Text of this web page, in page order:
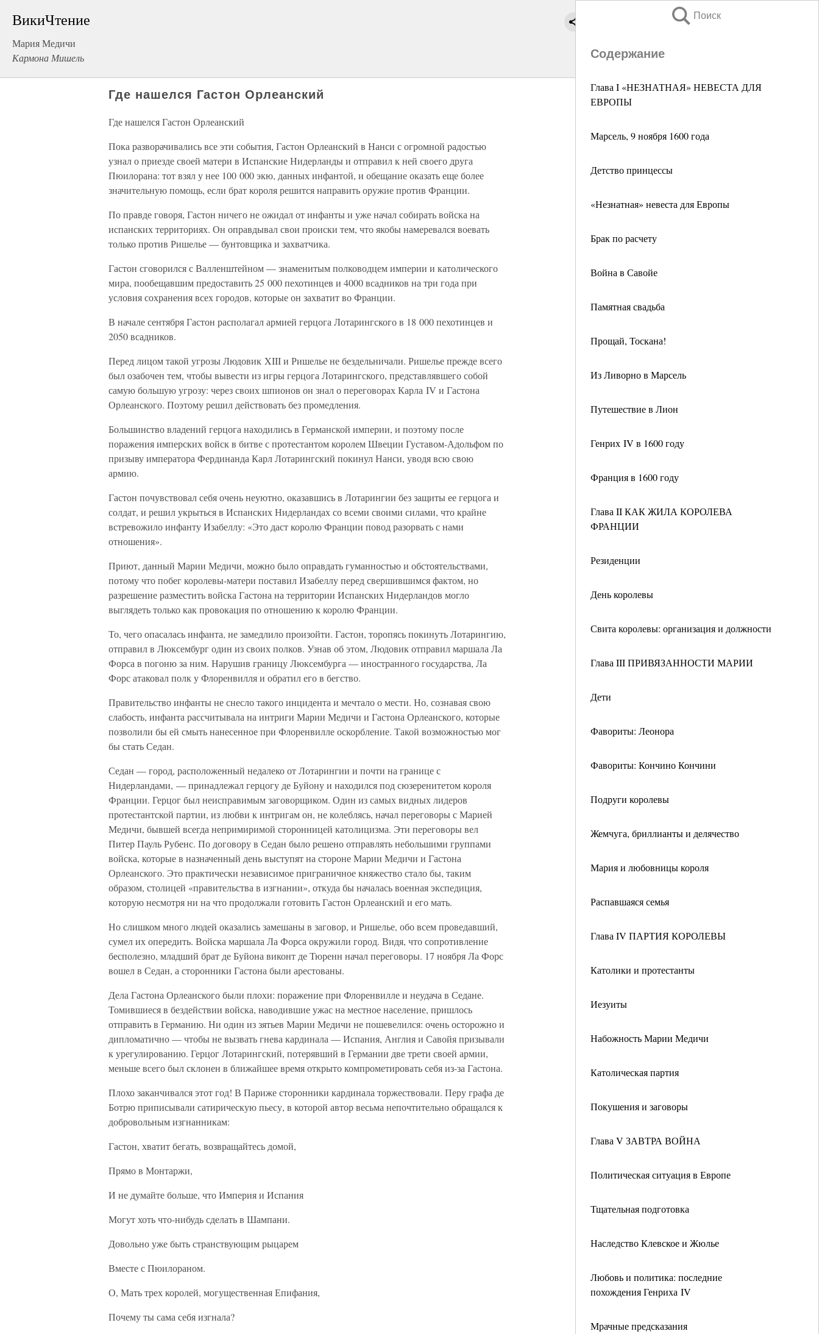
ВикиЧтение
Мария Медичи
Кармона Мишель
Поиск
Содержание
Глава I «НЕЗНАТНАЯ» НЕВЕСТА ДЛЯ
ЕВРОПЫ
Марсель, 9 ноября 1600 года
Детство принцессы
«Незнатная» невеста для Европы
Брак по расчету
Война в Савойе
Памятная свадьба
Прощай, Тоскана!
Из Ливорно в Марсель
Путешествие в Лион
Генрих IV в 1600 году
Франция в 1600 году
Глава II КАК ЖИЛА КОРОЛЕВА
ФРАНЦИИ
Резиденции
День королевы
Свита королевы: организация и должности
Глава III ПРИВЯЗАННОСТИ МАРИИ
Дети
Фавориты: Леонора
Фавориты: Кончино Кончини
Подруги королевы
Жемчуга, бриллианты и делячество
Мария и любовницы короля
Распавшаяся семья
Глава IV ПАРТИЯ КОРОЛЕВЫ
Католики и протестанты
Иезуиты
Набожность Марии Медичи
Католическая партия
Покушения и заговоры
Глава V ЗАВТРА ВОЙНА
Политическая ситуация в Европе
Тщательная подготовка
Наследство Клевское и Жюлье
Любовь и политика: последние
похождения Генриха IV
Мрачные предсказания
Где нашелся Гастон Орлеанский
Где нашелся Гастон Орлеанский
Пока разворачивались все эти события, Гастон Орлеанский в Нанси с огромной радостью
узнал о приезде своей матери в Испанские Нидерланды и отправил к ней своего друга
Пюилорана: тот взял у нее 100 000 экю, данных инфантой, и обещание оказать еще более
значительную помощь, если брат короля решится направить оружие против Франции.
По правде говоря, Гастон ничего не ожидал от инфанты и уже начал собирать войска на
испанских территориях. Он оправдывал свои происки тем, что якобы намеревался воевать
только против Ришелье — бунтовщика и захватчика.
Гастон сговорился с Валленштейном — знаменитым полководцем империи и католического
мира, пообещавшим предоставить 25 000 пехотинцев и 4000 всадников на три года при
условия сохранения всех городов, которые он захватит во Франции.
В начале сентября Гастон располагал армией герцога Лотарингского в 18 000 пехотинцев и
2050 всадников.
Перед лицом такой угрозы Людовик XIII и Ришелье не бездельничали. Ришелье прежде всего
был озабочен тем, чтобы вывести из игры герцога Лотарингского, представлявшего собой
самую большую угрозу: через своих шпионов он знал о переговорах Карла IV и Гастона
Орлеанского. Поэтому решил действовать без промедления.
Большинство владений герцога находились в Германской империи, и поэтому после
поражения имперских войск в битве с протестантом королем Швеции Густавом-Адольфом по
призыву императора Фердинанда Карл Лотарингский покинул Нанси, уводя всю свою
армию.
Гастон почувствовал себя очень неуютно, оказавшись в Лотарингии без защиты ее герцога и
солдат, и решил укрыться в Испанских Нидерландах со всеми своими силами, что крайне
встревожило инфанту Изабеллу: «Это даст королю Франции повод разорвать с нами
отношения».
Приют, данный Марии Медичи, можно было оправдать гуманностью и обстоятельствами,
потому что побег королевы-матери поставил Изабеллу перед свершившимся фактом, но
разрешение разместить войска Гастона на территории Испанских Нидерландов могло
выглядеть только как провокация по отношению к королю Франции.
То, чего опасалась инфанта, не замедлило произойти. Гастон, торопясь покинуть Лотарингию,
отправил в Люксембург один из своих полков. Узнав об этом, Людовик отправил маршала Ла
Форса в погоню за ним. Нарушив границу Люксембурга — иностранного государства, Ла
Форс атаковал полк у Флоренвилля и обратил его в бегство.
Правительство инфанты не снесло такого инцидента и мечтало о мести. Но, сознавая свою
слабость, инфанта рассчитывала на интриги Марии Медичи и Гастона Орлеанского, которые
позволили бы ей смыть нанесенное при Флоренвилле оскорбление. Такой возможностью мог
бы стать Седан.
Седан — город, расположенный недалеко от Лотарингии и почти на границе с
Нидерландами, — принадлежал герцогу де Буйону и находился под сюзеренитетом короля
Франции. Герцог был неисправимым заговорщиком. Один из самых видных лидеров
протестантской партии, из любви к интригам он, не колеблясь, начал переговоры с Марией
Медичи, бывшей всегда непримиримой сторонницей католицизма. Эти переговоры вел
Питер Пауль Рубенс. По договору в Седан было решено отправлять небольшими группами
войска, которые в назначенный день выступят на стороне Марии Медичи и Гастона
Орлеанского. Это практически независимое приграничное княжество стало бы, таким
образом, столицей «правительства в изгнании», откуда бы началась военная экспедиция,
которую несмотря ни на что продолжали готовить Гастон Орлеанский и его мать.
Но слишком много людей оказались замешаны в заговор, и Ришелье, обо всем проведавший,
сумел их опередить. Войска маршала Ла Форса окружили город. Видя, что сопротивление
бесполезно, младший брат де Буйона виконт де Тюренн начал переговоры. 17 ноября Ла Форс
вошел в Седан, а сторонники Гастона были арестованы.
Дела Гастона Орлеанского были плохи: поражение при Флоренвилле и неудача в Седане.
Томившиеся в бездействии войска, наводившие ужас на местное население, пришлось
отправить в Германию. Ни один из зятьев Марии Медичи не пошевелился: очень осторожно и
дипломатично — чтобы не вызвать гнева кардинала — Испания, Англия и Савойя призывали
к урегулированию. Герцог Лотарингский, потерявший в Германии две трети своей армии,
меньше всего был склонен в ближайшее время открыто компрометировать себя из-за Гастона.
Плохо заканчивался этот год! В Париже сторонники кардинала торжествовали. Перу графа де
Ботрю приписывали сатирическую пьесу, в которой автор весьма непочтительно обращался к
добровольным изгнанникам:
Гастон, хватит бегать, возвращайтесь домой,
Прямо в Монтаржи,
И не думайте больше, что Империя и Испания
Могут хоть что-нибудь сделать в Шампани.
Довольно уже быть странствующим рыцарем
Вместе с Пюилораном.
О, Мать трех королей, могущественная Епифания,
Почему ты сама себя изгнала?